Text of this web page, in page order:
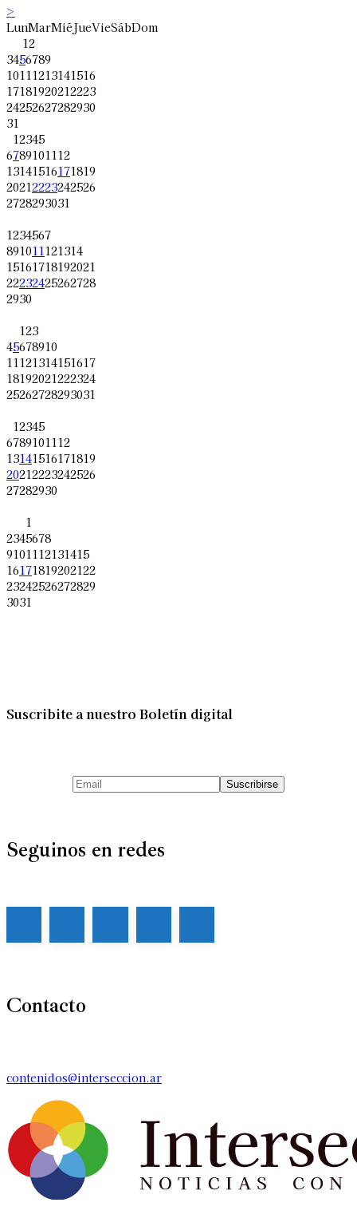
>
LunMarMiéJueVieSábDom
12
3456789
10111213141516
17181920212223
24252627282930
31
12345
6789101112
13141516171819
20212223242526
2728293031
1234567
891011121314
15161718192021
22232425262728
2930
123
45678910
11121314151617
18192021222324
25262728293031
12345
6789101112
13141516171819
20212223242526
27282930
1
2345678
9101112131415
16171819202122
23242526272829
3031
Suscribite a nuestro Boletín digital
Seguinos en redes
Contacto
contenidos@interseccion.ar